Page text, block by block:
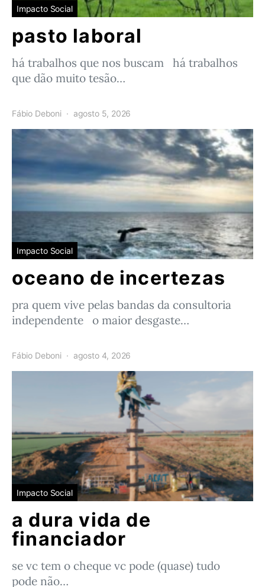
Impacto Social
pasto laboral
há trabalhos que nos buscam há trabalhos
que dão muito tesão…
Fábio Deboni agosto 5, 2026
Impacto Social
oceano de incertezas
pra quem vive pelas bandas da consultoria
independente o maior desgaste…
Fábio Deboni agosto 4, 2026
Impacto Social
a dura vida de
financiador
se vc tem o cheque vc pode (quase) tudo
pode não…